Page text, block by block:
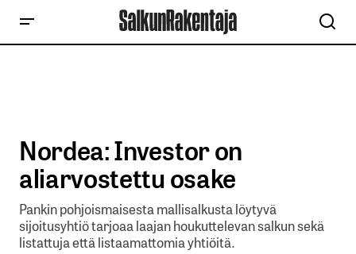
Nordea: Investor on
aliarvostettu osake
Pankin pohjoismaisesta mallisalkusta löytyvä
sijoitusyhtiö tarjoaa laajan houkuttelevan salkun sekä
listattuja että listaamattomia yhtiöitä.